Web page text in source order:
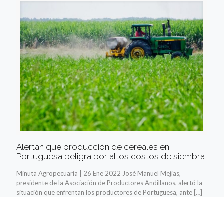
Alertan que producción de cereales en
Portuguesa peligra por altos costos de siembra
Minuta Agropecuaria | 26 Ene 2022 José Manuel Mejías,
presidente de la Asociación de Productores Andillanos, alertó la
situación que enfrentan los productores de Portuguesa, ante […]